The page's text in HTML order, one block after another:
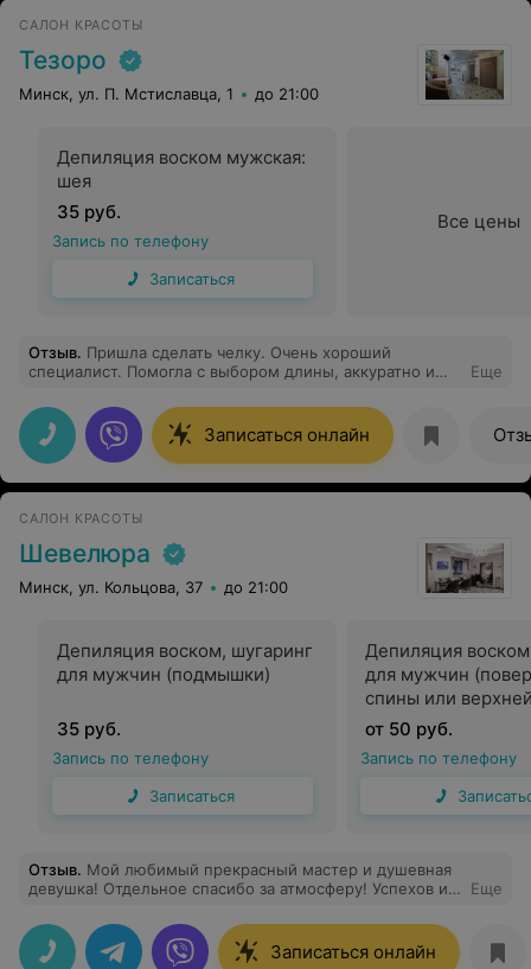
САЛОН КРАСОТЫ
Тезоро
Минск, ул. П. Мстиславца, 1 до 21:00
Депиляция воском мужская:
шея
35 руб.
Запись по телефону
Записаться
Все цены
Отзыв. Пришла сделать челку. Очень хороший
специалист. Помогла с выбором длины, аккуратно и
попала к ней. Всем советую !
Еще
Записаться онлайн
САЛОН КРАСОТЫ
Шевелюра
Минск, ул. Кольцова, 37 до 21:00
Депиляция воском, шугаринг
для мужчин (подмышки)
35 руб.
Запись по телефону
Записаться
Депиляция
для мужчин
спины или
груди)
от 50 руб.
Запись по телефону
Отзыв. Мой любимый прекрасный мастер и душевная
девушка! Отдельное спасибо за атмосферу! Успехов и
Еще
Записаться онлайн